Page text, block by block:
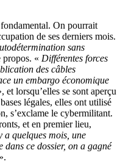
On pourrait
de ses derniers mois.
sans
propos. « Différentes forces
des câbles
un embargo économique
et lorsqu’elles se sont aperçu
légales, elles ont utilisé
s’exclame le cybermilitant.
et en premier lieu,
a quelques mois, une
ce dossier, on a gagné